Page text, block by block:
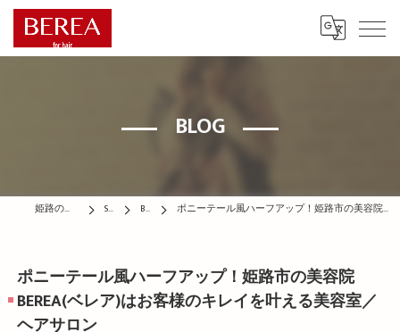
BLOG
姫路の美容院はBEREA STAFF BLOG ポニーテール風ハーフアップ！姫路市の美容院BEREA(ベレア)はお客様のキレイを叶える美容室／ヘアサロン
ポニーテール風ハーフアップ！姫路市の美容院
BEREA(ベレア)はお客様のキレイを叶える美容室／
ヘアサロン